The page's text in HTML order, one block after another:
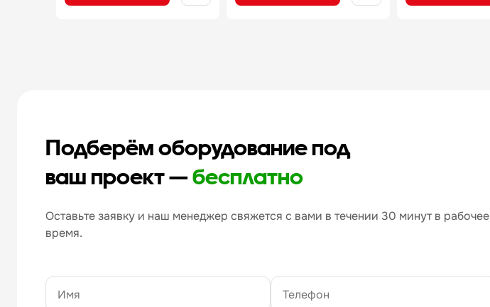
Подберём оборудование под
ваш проект —бесплатно
Оставьте заявку и наш менеджер свяжется с вами в течении 30 минут в рабочее
время.